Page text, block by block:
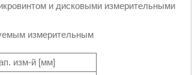
и дисковыми измерительными
измерительным
изм-й [мм]